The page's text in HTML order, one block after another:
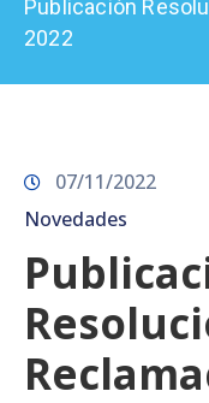
Prensa
Publicación
2022
07/11/2022
Novedades